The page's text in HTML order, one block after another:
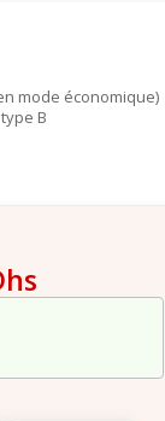
mode économique)
B